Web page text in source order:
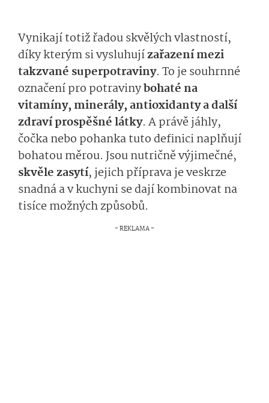
Vynikají totiž řadou skvělých vlastností,
díky kterým si vysluhujízařazení mezi
takzvané superpotraviny. To je souhrnné
označení pro potravinybohaté na
vitamíny, minerály, antioxidanty a další
zdraví prospěšné látky. A právě jáhly,
čočka nebo pohanka tuto definici naplňují
bohatou měrou. Jsou nutričně výjimečné,
skvěle zasytí, jejich příprava je veskrze
snadná a v kuchyni se dají kombinovat na
tisíce možných způsobů.